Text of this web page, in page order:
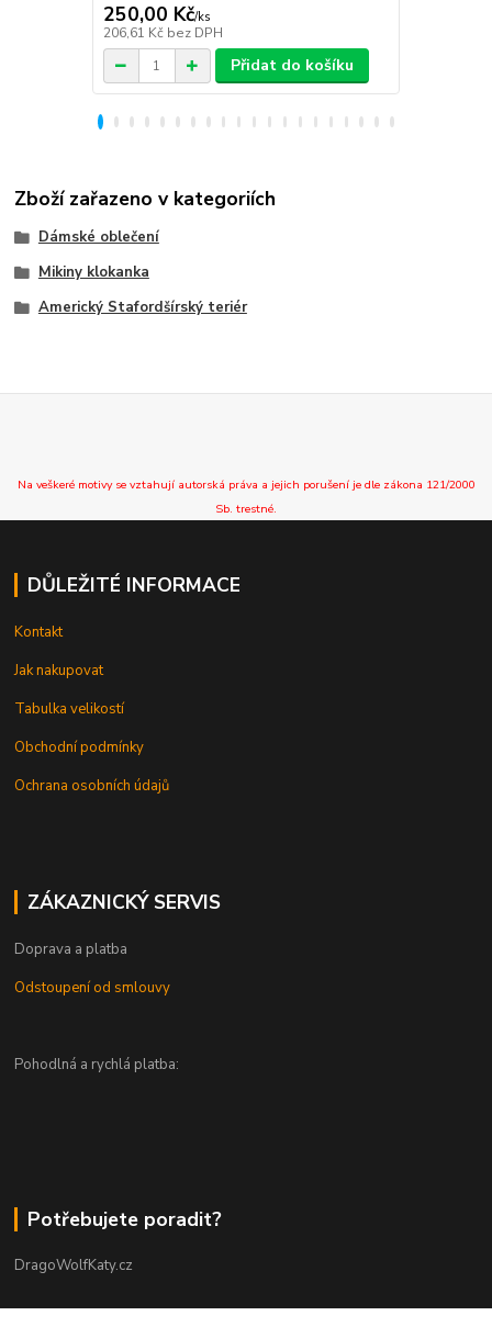
250,00 Kč/ks
206,61 Kč bez DPH
Přidat do košíku
Zboží zařazeno v kategoriích
Dámské oblečení
Mikiny klokanka
Americký Stafordšírský teriér
Na veškeré motivy se vztahují autorská práva a jejich porušení je dle zákona 121/2000
Sb. trestné.
DŮLEŽITÉ INFORMACE
Kontakt
Jak nakupovat
Tabulka velikostí
Obchodní podmínky
Ochrana osobních údajů
ZÁKAZNICKÝ SERVIS
Doprava a platba
Odstoupení od smlouvy
Pohodlná a rychlá platba:
Potřebujete poradit?
DragoWolfKaty.cz